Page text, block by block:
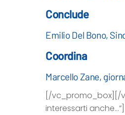
Conclude
Emilio Del Bono,
Coordina
Marcello Zane,
[/vc_promo_box][/
interessarti